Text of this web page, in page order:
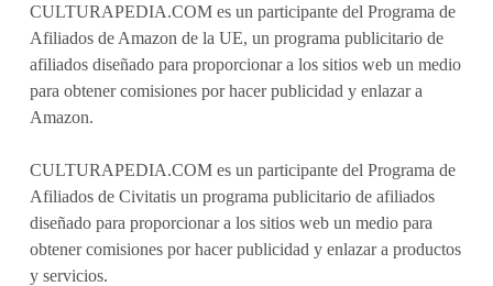
CULTURAPEDIA.COM es un participante del Programa de
Afiliados de Amazon de la UE, un programa publicitario de
afiliados diseñado para proporcionar a los sitios web un medio
para obtener comisiones por hacer publicidad y enlazar a
Amazon.
CULTURAPEDIA.COM es un participante del Programa de
Afiliados de Civitatis un programa publicitario de afiliados
diseñado para proporcionar a los sitios web un medio para
obtener comisiones por hacer publicidad y enlazar a productos
y servicios.